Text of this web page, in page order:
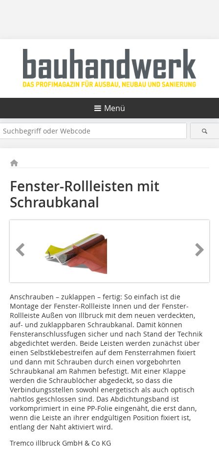
Menü
Fenster-Rollleisten mit
Schraubkanal
Anschrauben – zuklappen – fertig: So einfach ist die
Montage der Fenster-Rollleiste Innen und der Fenster-
Rollleiste Außen von Illbruck mit dem neuen verdeckten,
auf- und zuklappbaren Schraubkanal. Damit können
Fensteranschlussfugen sicher und nach Stand der Technik
abgedichtet werden. Beide Leisten werden zunächst über
einen Selbstklebestreifen auf dem Fensterrahmen fixiert
und dann mit Schrauben durch einen vorgebohrten
Schraubkanal am Rahmen befestigt. Mit einer Klappe
werden die Schraublöcher abgedeckt, so dass die
Verbindungsstellen sowohl energetisch als auch optisch
nahtlos geschlossen sind. Das Abdichtungsband ist
vorkomprimiert in eine PP-Folie eingenäht, die erst dann,
wenn die Leiste an ihrer endgültigen Position fixiert ist,
entlang der Naht aktiviert wird.
Tremco illbruck GmbH & Co KG